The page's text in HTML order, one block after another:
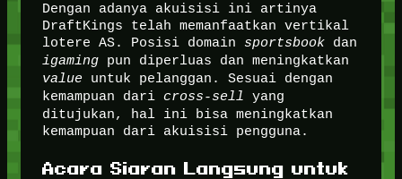
Dengan adanya akuisisi ini artinya
DraftKings telah memanfaatkan vertikal
lotere AS. Posisi domain sportsbookdan
igamingpun diperluas dan meningkatkan
valueuntuk pelanggan. Sesuai dengan
kemampuan dari cross-sell yang
ditujukan, hal ini bisa meningkatkan
kemampuan dari akuisisi pengguna.
Acara Siaran Langsung untuk